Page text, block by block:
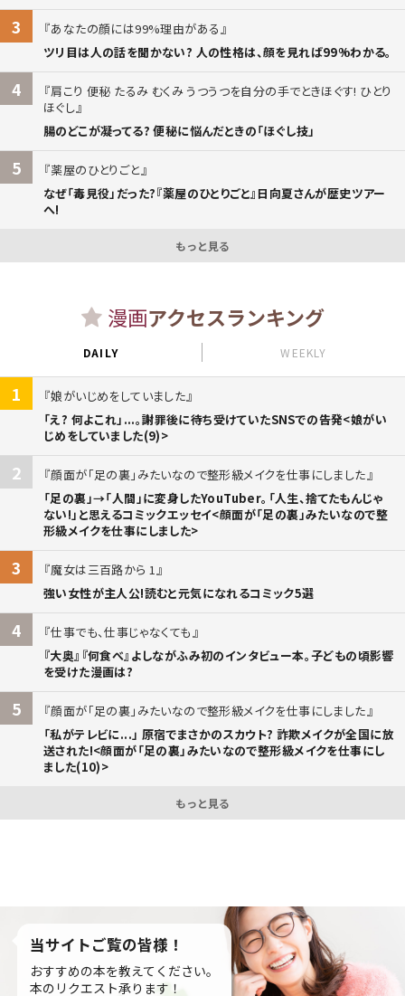
3
あなたの顔には99%理由がある
ツリ目は人の話を聞かない? 人の性格は、顔を見れば99%わかる。
4
肩こり 便秘 たるみ むくみ うつうつを自分の手でときほぐす! ひとり
ほぐし
腸のどこが凝ってる? 便秘に悩んだときの「ほぐし技」
5
薬屋のひとりごと
なぜ「毒見役」だった?『薬屋のひとりごと』日向夏さんが歴史ツアー
へ!
もっと見る
漫画アクセスランキング
DAILY WEEKLY
1
娘がいじめをしていました
「え? 何よこれ」...。謝罪後に待ち受けていたSNSでの告発<娘がい
じめをしていました(9)>
2
顔面が「足の裏」みたいなので整形級メイクを仕事にしました
「足の裏」→「人間」に変身したYouTuber。「人生、捨てたもんじゃ
ない!」と思えるコミックエッセイ<顔面が「足の裏」みたいなので整
形級メイクを仕事にしました>
3
魔女は三百路から 1
強い女性が主人公!読むと元気になれるコミック5選
4
仕事でも、仕事じゃなくても
『大奥』『何食べ』よしながふみ初のインタビュー本。子どもの頃影響
を受けた漫画は?
5
顔面が「足の裏」みたいなので整形級メイクを仕事にしました
「私がテレビに...」 原宿でまさかのスカウト? 詐欺メイクが全国に放
送された!<顔面が「足の裏」みたいなので整形級メイクを仕事にし
ました(10)>
もっと見る
当サイトご覧の皆様！
おすすめの本を教えてください。
本のリクエスト承ります！